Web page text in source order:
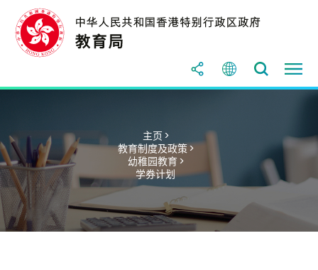
主页 >
教育制度及政策 >
幼稚园教育 >
学券计划